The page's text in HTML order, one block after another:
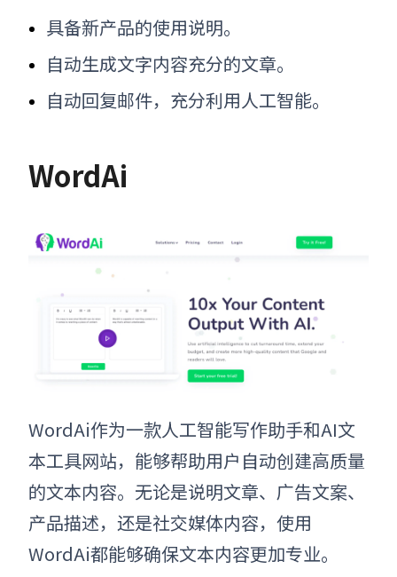
具备新产品的使用说明。
自动生成文字内容充分的文章。
自动回复邮件，充分利用人工智能。
WordAi
WordAi作为一款人工智能写作助手和AI文
本工具网站，能够帮助用户自动创建高质量
的文本内容。无论是说明文章、广告文案、
产品描述，还是社交媒体内容，使用
WordAi都能够确保文本内容更加专业。